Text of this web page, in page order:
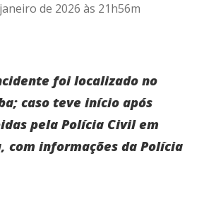
de 2026 às 21h56m
foi localizado no
caso teve início após
pela Polícia Civil em
com informações da Polícia